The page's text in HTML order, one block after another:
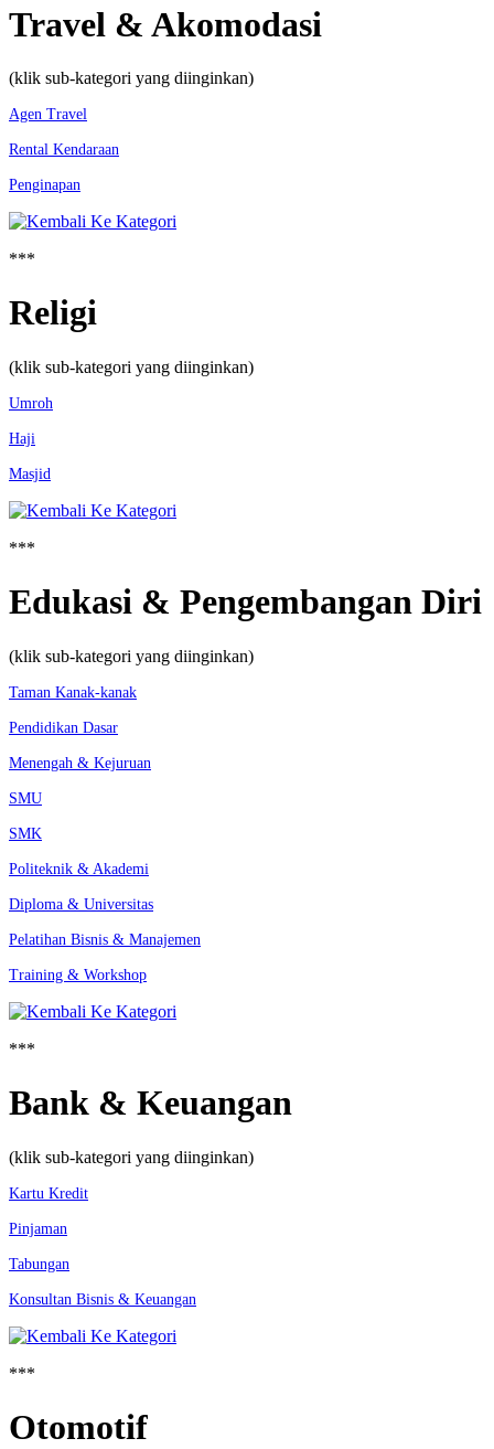
Travel & Akomodasi
(klik sub-kategori yang diinginkan)
Agen Travel
Rental Kendaraan
Penginapan
***
Religi
(klik sub-kategori yang diinginkan)
Umroh
Haji
Masjid
***
Edukasi & Pengembangan Diri
(klik sub-kategori yang diinginkan)
Taman Kanak-kanak
Pendidikan Dasar
Menengah & Kejuruan
SMU
SMK
Politeknik & Akademi
Diploma & Universitas
Pelatihan Bisnis & Manajemen
Training & Workshop
***
Bank & Keuangan
(klik sub-kategori yang diinginkan)
Kartu Kredit
Pinjaman
Tabungan
Konsultan Bisnis & Keuangan
***
Otomotif